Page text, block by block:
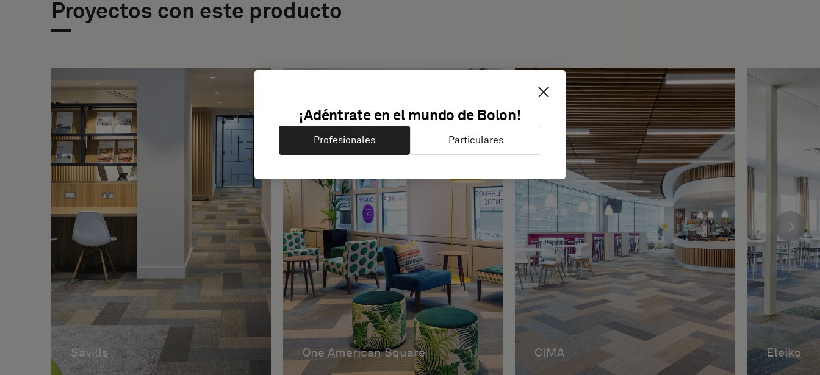
Proyectos con este producto
Savills One American Square CIMA Eleiko
¡Adéntrate en el mundo de Bolon!
Profesionales Particulares